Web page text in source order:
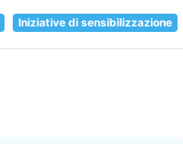
Iniziative di sensibilizzazione